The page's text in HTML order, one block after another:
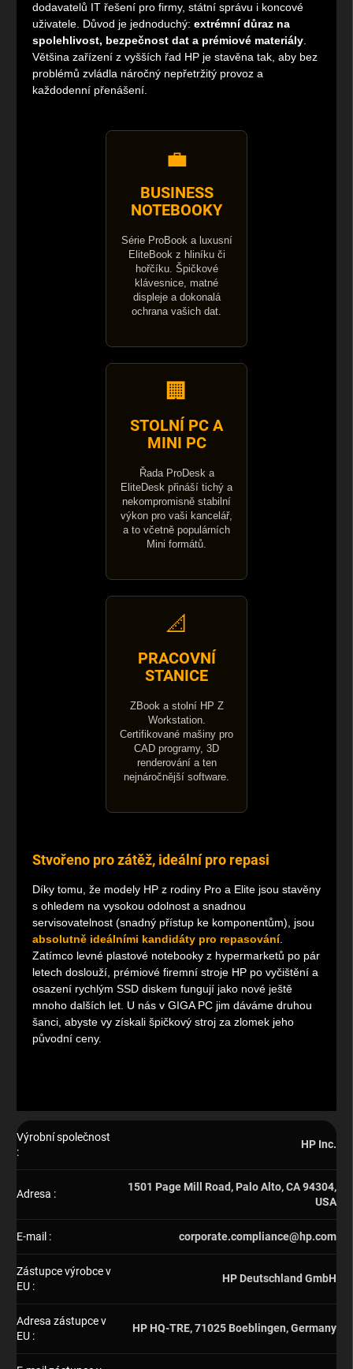
dodavatelů IT řešení pro firmy, státní správu i koncové
uživatele. Důvod je jednoduchý: extrémní důraz na
spolehlivost, bezpečnost dat a prémiové materiály
Většina zařízení z vyšších řad HP je stavěna tak, aby bez
problémů zvládla náročný nepřetržitý provoz a
každodenní přenášení.
💼
BUSINESS
NOTEBOOKY
Série ProBook a luxusní
EliteBook z hliníku či
hořčíku. Špičkové
klávesnice, matné
displeje a dokonalá
ochrana vašich dat.
🏢
STOLNÍ PC A
MINI PC
Řada ProDesk a
EliteDesk přináší tichý a
nekompromisně stabilní
výkon pro vaši kancelář,
a to včetně populárních
Mini formátů.
📐
PRACOVNÍ
STANICE
ZBook a stolní HP Z
Workstation.
Certifikované mašiny pro
CAD programy, 3D
renderování a ten
nejnáročnější software.
Stvořeno pro zátěž, ideální pro repasi
Díky tomu, že modely HP z rodiny Pro a Elite jsou stavěny
s ohledem na vysokou odolnost a snadnou
servisovatelnost (snadný přístup ke komponentům), jsou
absolutně ideálními kandidáty pro repasování.
Zatímco levné plastové notebooky z hypermarketů po pár
letech doslouží, prémiové firemní stroje HP po vyčištění a
osazení rychlým SSD diskem fungují jako nové ještě
mnoho dalších let. U nás v GIGA PC jim dáváme druhou
šanci, abyste vy získali špičkový stroj za zlomek jeho
původní ceny.
Výrobní společnost
:
HP Inc.
Adresa :
1501 Page Mill Road, Palo Alto, CA 94304,
USA
E-mail : corporate.compliance@hp.com
Zástupce výrobce v
EU :
HP Deutschland GmbH
Adresa zástupce v
EU :
HP HQ-TRE, 71025 Boeblingen, Germany